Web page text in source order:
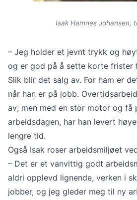
Isak Hamnes Johansen,
– Jeg holder et jevnt trykk og
og er god på å sette korte frister
Slik blir det salg av. For ham er
når han er på jobb.
av; men med en stor motor og få
arbeidsdagen, har han levert
lengre tid.
Også Isak roser arbeidsmiljøet
– Det er et vanvittig godt
aldri opplevd lignende, verken i
jobber, og jeg gleder meg til ny